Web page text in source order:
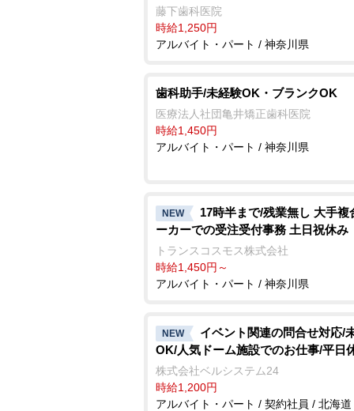
藤下歯科医院
時給1,250円
アルバイト・パート / 神奈川県
歯科助手/未経験OK・ブランクOK
医療法人社団亀井矯正歯科医院
時給1,450円
アルバイト・パート / 神奈川県
NEW
17時半まで/残業無し 大手複
ーカーでの受注受付事務 土日祝休み
トランスコスモス株式会社
時給1,450円～
アルバイト・パート / 神奈川県
NEW
イベント関連の問合せ対応/
OK/人気ドーム施設でのお仕事/平日
株式会社ベルシステム24
時給1,200円
アルバイト・パート / 契約社員 / 北海道